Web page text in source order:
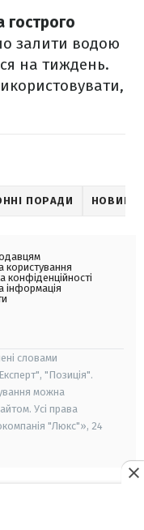
гострого
залити водою
на тиждень.
ПОРАДИ НОВИНИ
користування
конфіденційності
інформація
словами
"Позиція".
можна
Усі права
"Люкс"», 24